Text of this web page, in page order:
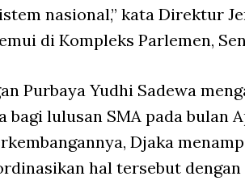
nasional,” kata Direktur
di Kompleks Parlemen,
Purbaya Yudhi Sadewa
bagi lulusan SMA pada bulan
Djaka
hal tersebut dengan